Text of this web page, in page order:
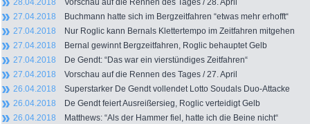
28.04.2018 Vorschau auf die Rennen des Tages / 28. April
27.04.2018 Buchmann hatte sich im Bergzeitfahren “etwas mehr erhofft“
27.04.2018 Nur Roglic kann Bernals Klettertempo im Zeitfahren mitgehen
27.04.2018 Bernal gewinnt Bergzeitfahren, Roglic behauptet Gelb
27.04.2018 De Gendt: “Das war ein vierstündiges Zeitfahren“
27.04.2018 Vorschau auf die Rennen des Tages / 27. April
26.04.2018 Superstarker De Gendt vollendet Lotto Soudals Duo-Attacke
26.04.2018 De Gendt feiert Ausreißersieg, Roglic verteidigt Gelb
26.04.2018 Matthews: “Als der Hammer fiel, hatte ich die Beine nicht“